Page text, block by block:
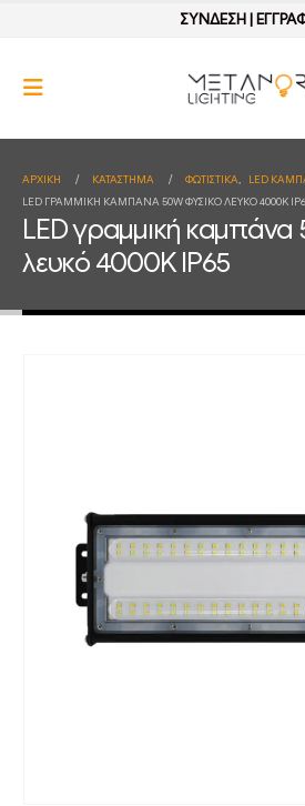
ΣΥΝΔΕΣΗ|
ΑΡΧΙΚΉ ΚΑΤΆΣΤΗΜΑ ΦΩΤΙΣΤΙΚΑ,
LED
LED ΓΡΑΜΜΙΚΉ ΚΑΜΠΆΝΑ 50W ΦΥΣΙΚΌ ΛΕΥΚΌ 4000K
LED γραμμική καμπάνα
λευκό 4000K IP65